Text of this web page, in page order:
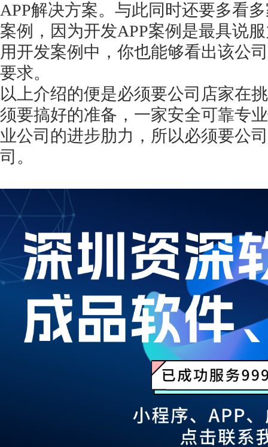
APP解决方案。与此同时还要多看
案例，因为开发APP案例是最具说
用开发案例中，你也能够看出该公
要求。
以上介绍的便是必须要公司店家在
须要搞好的准备，一家安全可靠专
业公司的进步肋力，所以必须要公
司。